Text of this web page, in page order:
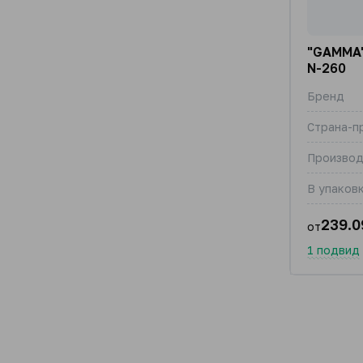
N-260
Бренд
Страна-
В
от
1 подвид